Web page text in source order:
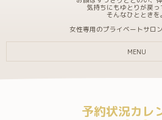
気持ちにもゆとりが戻っ
そんなひとときを。
女性専用のプライベートサロ
MENU
予約状況カレ